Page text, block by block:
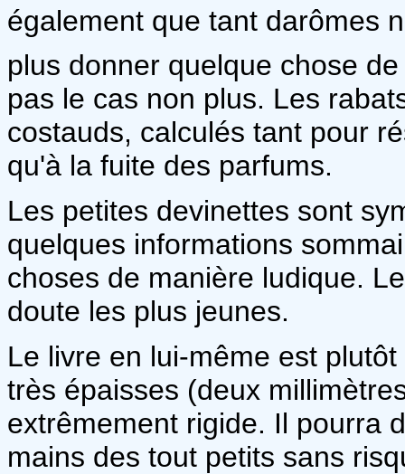
également que tant darômes
plus donner quelque chose
pas le cas non plus. Les
costauds, calculés tant pour
qu'à la fuite des parfums.
Les petites devinettes sont
quelques informations
choses de manière ludique.
doute les plus jeunes.
Le livre en lui-même est
très épaisses (deux
extrêmement rigide. Il pourra
mains des tout petits sans